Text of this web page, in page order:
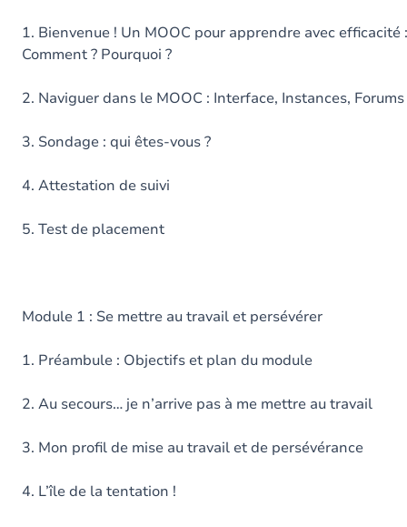
1. Bienvenue ! Un MOOC pour apprendre avec efficacité :
Comment ? Pourquoi ?
2. Naviguer dans le MOOC : Interface, Instances, Forums
3. Sondage : qui êtes-vous ?
4. Attestation de suivi
5. Test de placement
Module 1 : Se mettre au travail et persévérer
1. Préambule : Objectifs et plan du module
2. Au secours… je n’arrive pas à me mettre au travail
3. Mon profil de mise au travail et de persévérance
4. L’île de la tentation !